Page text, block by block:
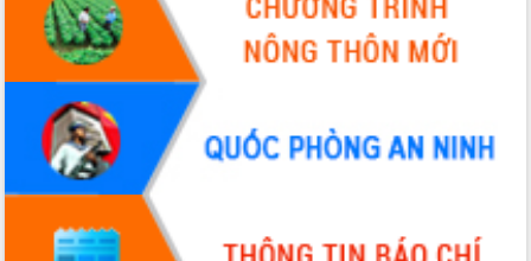
Chuyển đổi số 'mở đường' cho nông
nghiệp Đắk Lắk tăng trưởng bứt phá
Triển khai đồng bộ đo đạc, lập hồ sơ
địa chính, hoàn thiện cơ sở dữ liệu đất
Ứng dụng sinh trắc học - Bước tiến
trong hành trình chuyển đổi số tại Đắk
Lắk
Đắk Lắk nâng cao hiệu quả công tác
Đảng từ Sổ tay đảng viên điện tử